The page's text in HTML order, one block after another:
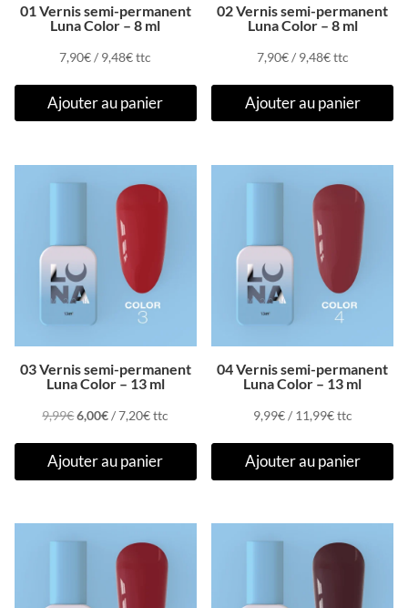
01 Vernis semi-permanent
Luna Color – 8 ml
7,90€/ 9,48€ttc
Ajouter au panier
02 Vernis semi-permanent
Luna Color – 8 ml
7,90€/ 9,48€ttc
Ajouter au panier
03 Vernis semi-permanent
Luna Color – 13 ml
9,99€Le
initial
était :
6,00€Le
actuel
est :
/7,20€ttc
Ajouter au panier
04 Vernis semi-permanent
Luna Color – 13 ml
9,99€/ 11,99€ttc
Ajouter au panier